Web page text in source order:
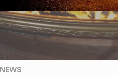
NEWS